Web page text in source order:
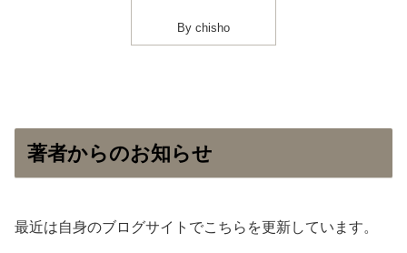
By chisho
著者からのお知らせ
最近は自身のブログサイトでこちらを更新しています。